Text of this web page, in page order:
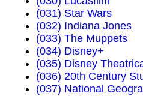
(031) Star Wars
(032) Indiana Jones
(033) The Muppets
(034) Disney+
(035) Disney
(036) 20th Century
(037) National